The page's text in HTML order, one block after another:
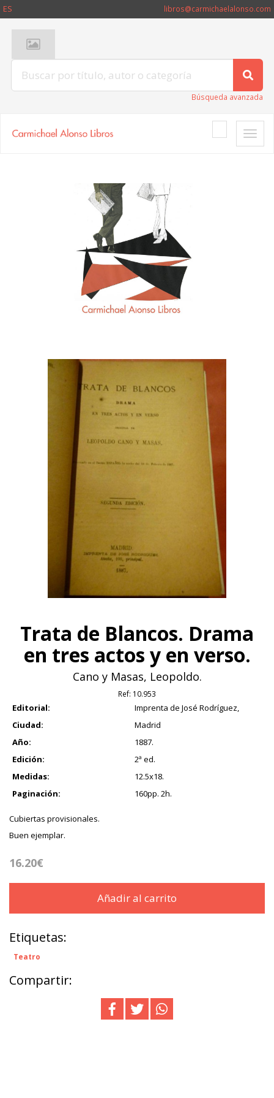
ES libros@carmichaelalonso.com
Búsqueda avanzada
Toggle
Trata de Blancos. Drama
en tres actos y en verso.
Cano y Masas, Leopoldo.
Ref: 10.953
Editorial:
Imprenta de José Rodríguez,
Ciudad:
Madrid
Año:
1887.
Edición:
2ª ed.
Medidas:
12.5x18.
Paginación:
160pp. 2h.
Cubiertas provisionales.
Buen ejemplar.
16.20€
Añadir al carrito
Etiquetas:
Teatro
Compartir: